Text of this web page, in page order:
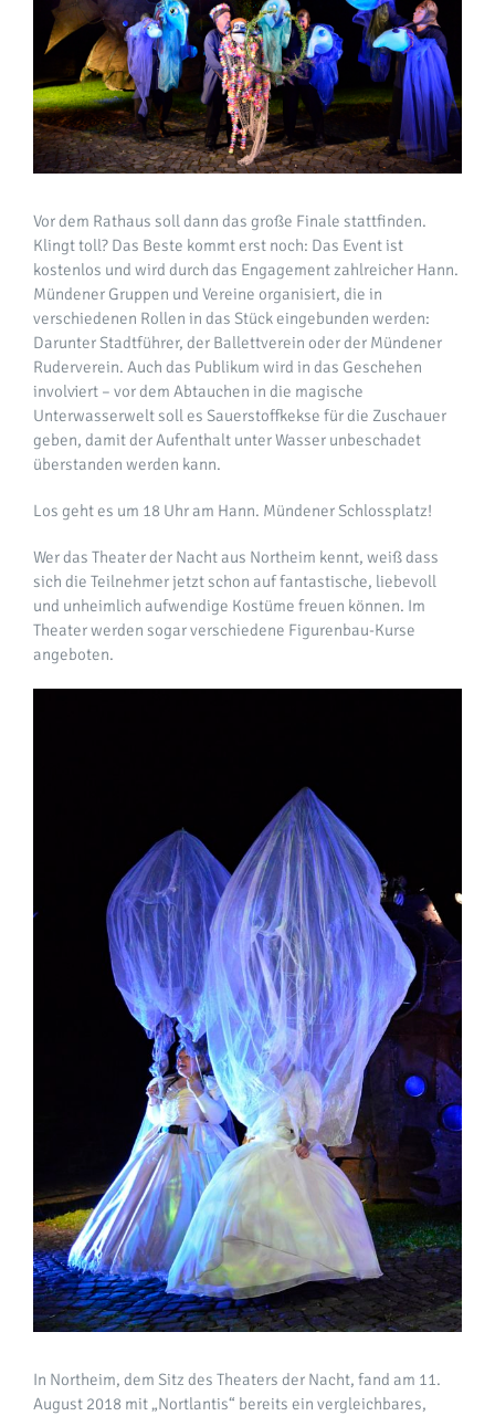
Vor dem Rathaus soll dann das große Finale stattfinden.
Klingt toll? Das Beste kommt erst noch: Das Event ist
kostenlos und wird durch das Engagement zahlreicher Hann.
Mündener Gruppen und Vereine organisiert, die in
verschiedenen Rollen in das Stück eingebunden werden:
Darunter Stadtführer, der Ballettverein oder der Mündener
Ruderverein. Auch das Publikum wird in das Geschehen
involviert – vor dem Abtauchen in die magische
Unterwasserwelt soll es Sauerstoffkekse für die Zuschauer
geben, damit der Aufenthalt unter Wasser unbeschadet
überstanden werden kann.
Los geht es um 18 Uhr am Hann. Mündener Schlossplatz!
Wer das Theater der Nacht aus Northeim kennt, weiß dass
sich die Teilnehmer jetzt schon auf fantastische, liebevoll
und unheimlich aufwendige Kostüme freuen können. Im
Theater werden sogar verschiedene Figurenbau-Kurse
angeboten.
In Northeim, dem Sitz des Theaters der Nacht, fand am 11.
August 2018 mit „Nortlantis“ bereits ein vergleichbares,